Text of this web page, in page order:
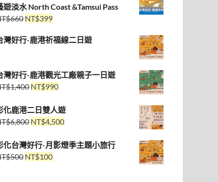
遊淡水 North Coast &Tamsui Pass
660 NT$399
灣好行-鹿港祈福線二日遊
灣好行-鹿港觀光工廠親子一日遊
1,400 NT$990
化鹿港二日雙人遊
6,800 NT$4,500
化台灣好行-月影燈季主題小旅行
500 NT$100